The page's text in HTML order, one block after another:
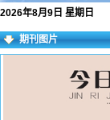
2026年8月9日 星期日
期刊图片